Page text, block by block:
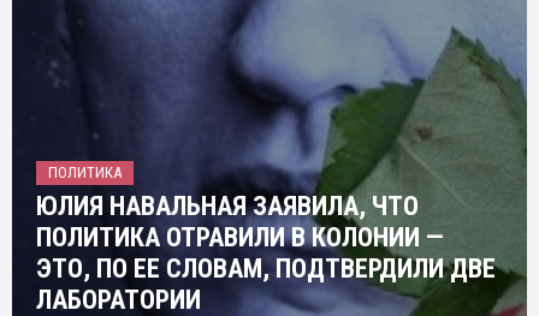
ПОЛИТИКА
ЮЛИЯ НАВАЛЬНАЯ ЗАЯВИЛА, ЧТО
ПОЛИТИКА ОТРАВИЛИ В КОЛОНИИ —
ЭТО, ПО ЕЕ СЛОВАМ, ПОДТВЕРДИЛИ ДВЕ
ЛАБОРАТОРИИ